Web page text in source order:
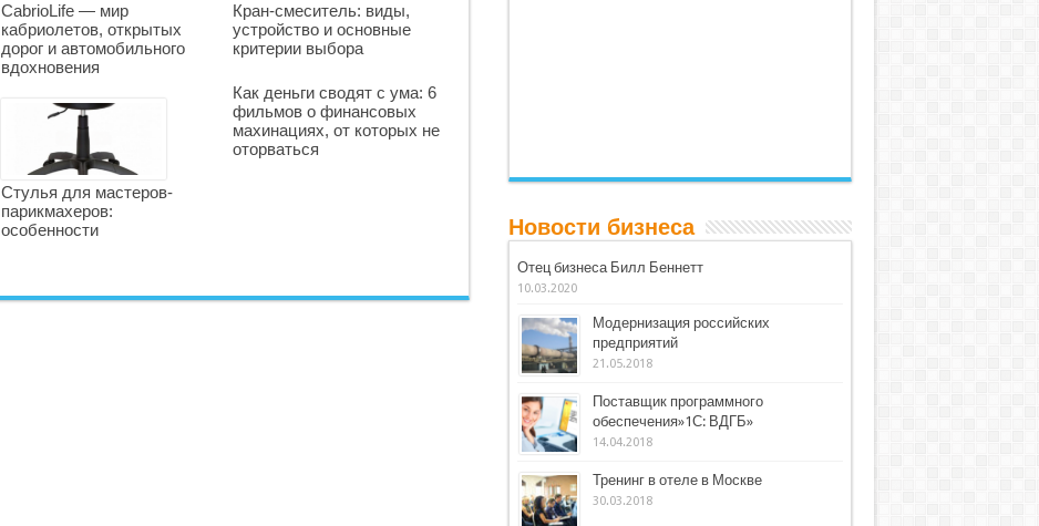
CabrioLife — мир
кабриолетов, открытых
дорог и автомобильного
вдохновения
Кран-смеситель: виды,
устройство и основные
критерии выбора
Стулья для мастеров-
парикмахеров:
особенности
Как деньги сводят с ума: 6
фильмов о финансовых
махинациях, от которых не
оторваться
Новости бизнеса
Отец бизнеса Билл Беннетт
10.03.2020
Модернизация российских
предприятий
21.05.2018
Поставщик программного
обеспечения»1С: ВДГБ»
14.04.2018
Тренинг в отеле в Москве
30.03.2018